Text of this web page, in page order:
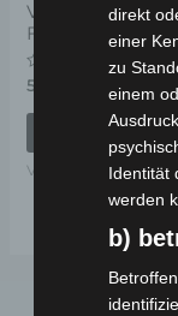
VSX HINTERE
FEDERUNG
Bewertet
0
59,00
IN DEN
VSX
direkt
einer
zu
einem
Identität
werden
b)